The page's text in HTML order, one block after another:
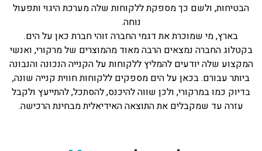
הבטיחות, ולשם כך מספקת ללקוחות שלה מערכת היגוי ותפעול
נוחה.
בארץ, מי שמוכרת את דגמי החברה זוהי חברת כאן על הים.
בקטלוג החברה נמצאים הרבה מאוד מהמוצרים של מרקורי, ואנשי
המקצוע שלה יודעים להמליץ ללקוחות על הקנייה הנכונה והנבונה
ביותר עבורם. בכאן על הים מספקים ללקוחות חווית קנייה שונה,
בדיוק כמו במרקורי, ולכן שווה להיכנס, להסתכל, להתייעץ ולקבל
עזרה עד שמקבלים את התוצאה האידיאלית מבחינת הרכישה.